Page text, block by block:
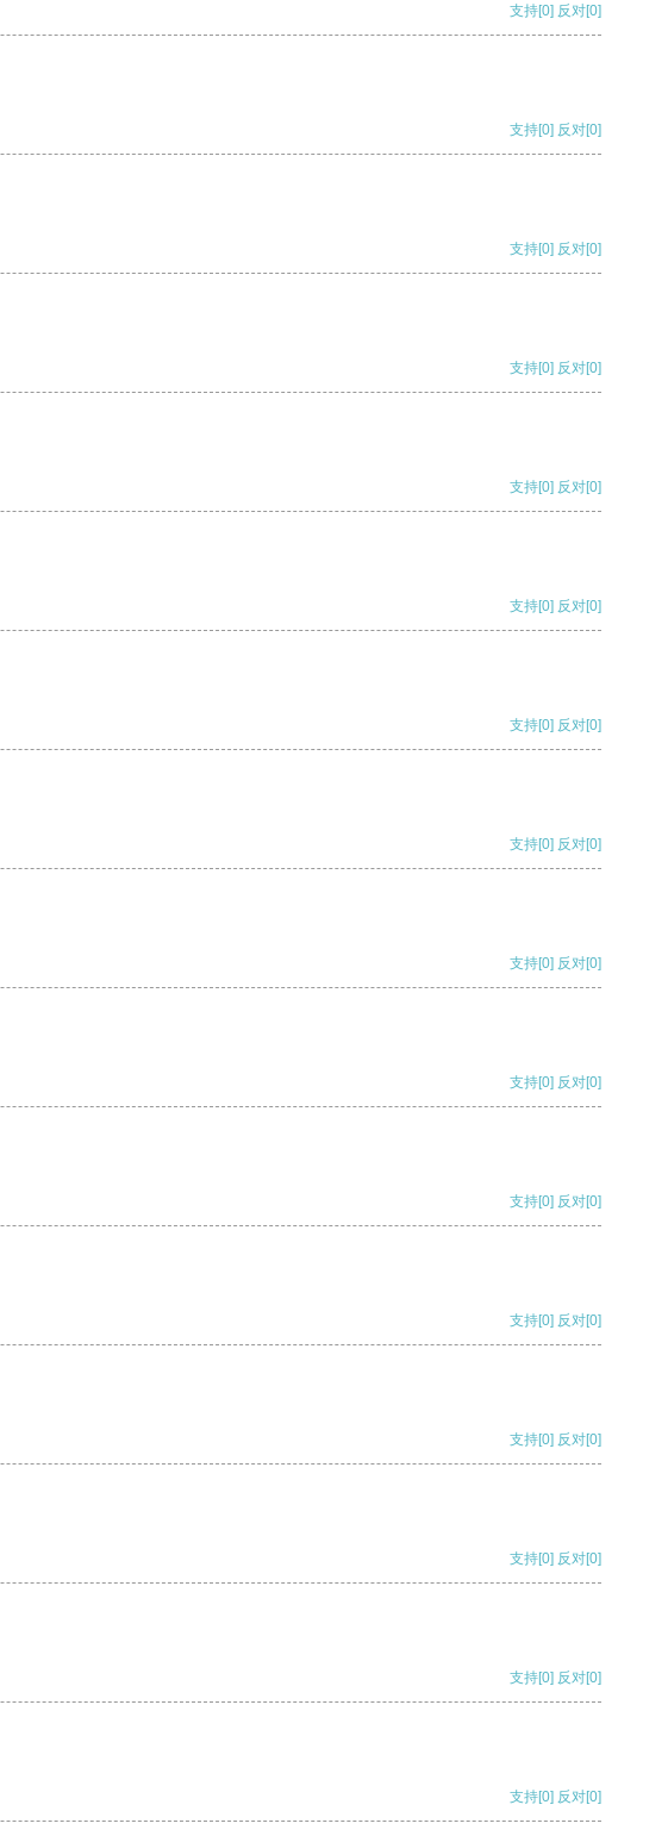
支持[0] 反对[0]
支持[0] 反对[0]
支持[0] 反对[0]
支持[0] 反对[0]
支持[0] 反对[0]
支持[0] 反对[0]
支持[0] 反对[0]
支持[0] 反对[0]
支持[0] 反对[0]
支持[0] 反对[0]
支持[0] 反对[0]
支持[0] 反对[0]
支持[0] 反对[0]
支持[0] 反对[0]
支持[0] 反对[0]
支持[0] 反对[0]